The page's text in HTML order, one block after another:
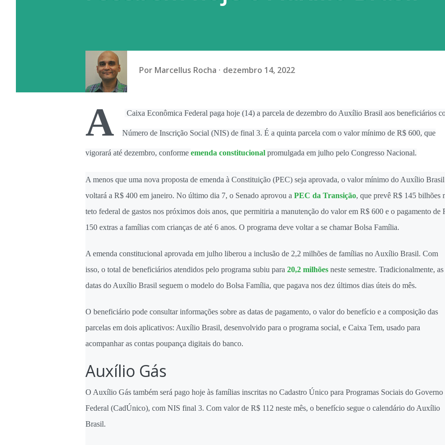
Por Marcellus Rocha dezembro 14, 2022
A Caixa Econômica Federal paga hoje (14) a parcela de dezembro do Auxílio Brasil aos beneficiários
Número de Inscrição Social (NIS) de final 3. É a quinta parcela com o valor mínimo de R$ 600, que
vigorará até dezembro, conforme emenda constitucional promulgada em julho pelo Congresso Nacional.
A menos que uma nova proposta de emenda à Constituição (PEC) seja aprovada, o valor mínimo do Auxílio Brasil
voltará a R$ 400 em janeiro. No último dia 7, o Senado aprovou a PEC da Transição, que prevê R$ 145 bilhões
teto federal de gastos nos próximos dois anos, que permitiria a manutenção do valor em R$ 600 e o pagamento de
150 extras a famílias com crianças de até 6 anos. O programa deve voltar a se chamar Bolsa Família.
A emenda constitucional aprovada em julho liberou a inclusão de 2,2 milhões de famílias no Auxílio Brasil. Com
isso, o total de beneficiários atendidos pelo programa subiu para 20,2 milhões neste semestre. Tradicionalmente, as
datas do Auxílio Brasil seguem o modelo do Bolsa Família, que pagava nos dez últimos dias úteis do mês.
O beneficiário pode consultar informações sobre as datas de pagamento, o valor do benefício e a composição das
parcelas em dois aplicativos: Auxílio Brasil, desenvolvido para o programa social, e Caixa Tem, usado para
acompanhar as contas poupança digitais do banco.
Auxílio Gás
O Auxílio Gás também será pago hoje às famílias inscritas no Cadastro Único para Programas Sociais do Governo
Federal (CadÚnico), com NIS final 3. Com valor de R$ 112 neste mês, o benefício segue o calendário do Auxílio
Brasil.